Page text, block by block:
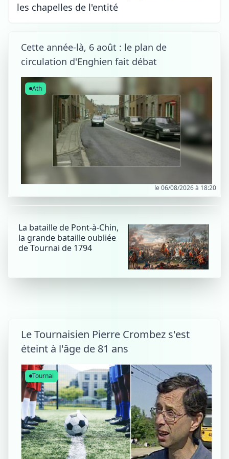
les chapelles de l'entité
Cette année-là, 6 août : le plan de
circulation d'Enghien fait débat
le 06/08/2026 à 18:20
Ath
La bataille de Pont-à-Chin,
la grande bataille oubliée
de Tournai de 1794
Le Tournaisien Pierre Crombez s'est
éteint à l'âge de 81 ans
Tournai